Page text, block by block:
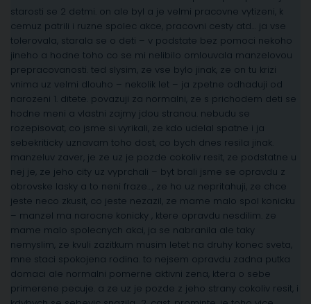
starosti se 2 detmi. on ale byl a je velmi pracovne vytizeni, k
cemuz patrili i ruzne spolec akce, pracovni cesty atd… ja vse
tolerovala, starala se o deti – v podstate bez pomoci nekoho
jineho a hodne toho co se mi nelibilo omlouvala manzelovou
prepracovanosti. ted slysim, ze vse bylo jinak, ze on tu krizi
vnima uz velmi dlouho – nekolik let – ja zpetne odhaduji od
narozeni 1. ditete. povazuji za normalni, ze s prichodem deti se
hodne meni a vlastni zajmy jdou stranou. nebudu se
rozepisovat, co jsme si vyrikali, ze kdo udelal spatne i ja
sebekriticky uznavam toho dost, co bych dnes resila jinak.
manzeluv zaver, je ze uz je pozde cokoliv resit, ze podstatne u
nej je, ze jeho city uz vyprchali – byt brali jsme se opravdu z
obrovske lasky a to neni fraze…, ze ho uz nepritahuji, ze chce
jeste neco zkusit, co jeste nezazil, ze mame malo spol konicku
– manzel ma narocne konicky , ktere opravdu nesdilim. ze
mame malo spolecnych akci, ja se nabranila ale taky
nemyslim, ze kvuli zazitkum musim letet na druhy konec sveta,
mne staci spokojena rodina. to nejsem opravdu zadna putka
domaci ale normalni pomerne aktivni zena, ktera o sebe
primerene pecuje. a ze uz je pozde z jeho strany cokoliv resit, i